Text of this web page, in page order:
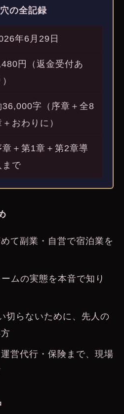
の全記録
年6月29日
円（返金受付あ
36,000字（序章＋全8
＋おわりに）
章＋第1章＋第2章導
まで
て副業・自営で宿泊業を
ムの実態を本音で知り
切らないために、先人の
営代行・保険まで、現場